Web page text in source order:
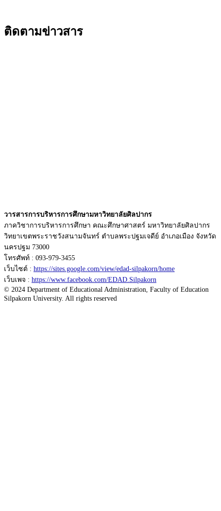
ติดตามข่าวสาร
วารสารการบริหารการศึกษามหาวิทยาลัยศิลปากร
ภาควิชาการบริหารการศึกษา คณะศึกษาศาสตร์ มหาวิทยาลัยศิลปากร
วิทยาเขตพระราชวังสนามจันทร์ ตำบลพระปฐมเจดีย์ อำเภอเมือง จังหวัด
นครปฐม 73000
โทรศัพท์ : 093-979-3455
เว็บไซต์ : https://sites.google.com/view/edad-silpakorn/home
เว็บเพจ : https://www.facebook.com/EDAD.Silpakorn
© 2024 Department of Educational Administration, Faculty of Education
Silpakorn University. All rights reserved